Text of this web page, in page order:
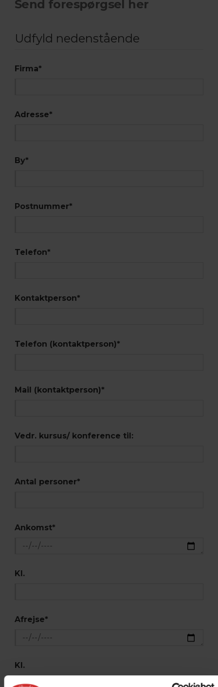
Send forespørgsel her
Udfyld nedenstående
Firma*
Adresse*
By*
Postnummer*
Telefon*
Kontaktperson*
Telefon (kontaktperson)*
Mail (kontaktperson)*
Vedr. kursus/ konference til:
Antal personer*
Ankomst*
Kl.
Afrejse*
Kl.